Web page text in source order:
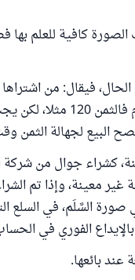
كافية للعلم بها
فيقال: من
فالثمن 100، ومن اشتراها الآن بثمن مؤجل إلى وقت
البيع لجهالة الثمن
كشراء جوال من شركة
غير معينة، وإذا تم
صورة السَّلَم، في السلع
الفوري في
عند بائعها.